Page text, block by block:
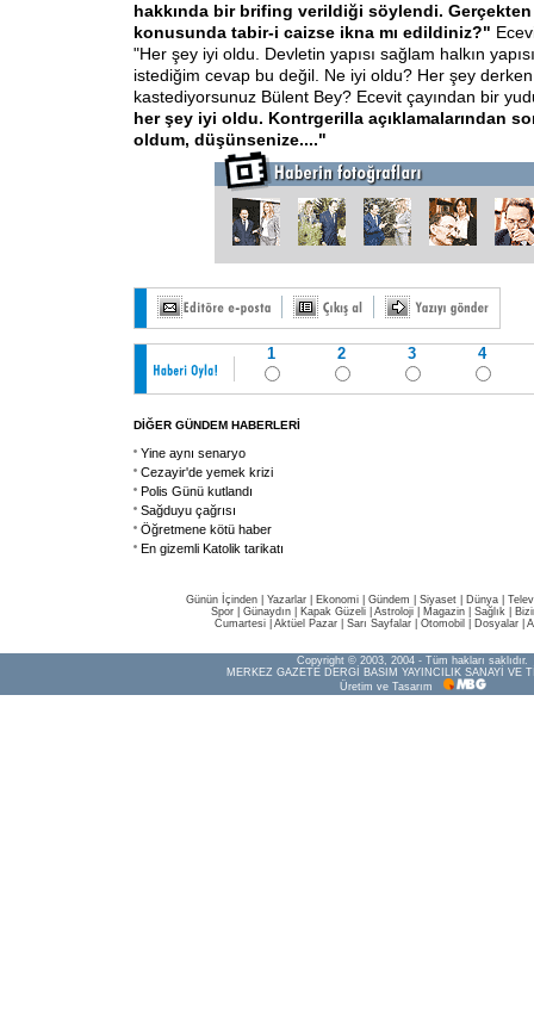
hakkında bir brifing verildiği söylendi.
konusunda tabir-i caizse ikna mı edildiniz?"
"Her şey iyi oldu. Devletin yapısı sağlam halkın
istediğim cevap bu değil. Ne iyi oldu? Her şey
kastediyorsunuz Bülent Bey? Ecevit çayından bir
her şey iyi oldu. Kontrgerilla açıklamalarından
oldum, düşünsenize...."
1 2 3 4
DİĞER GÜNDEM HABERLERİ
Yine aynı senaryo
Cezayir'de yemek krizi
Polis Günü kutlandı
Sağduyu çağrısı
Öğretmene kötü haber
En gizemli Katolik tarikatı
Günün İçinden Yazarlar Ekonomi Gündem Siyaset Dünya |
Spor
Günaydın Kapak Güzeli Astroloji Magazin Sağlık
Cumartesi| Aktüel Pazar| Sarı Sayfalar| Otomobil Dosyalar|
Copyright © 2003, 2004 - Tüm hakları saklıdır.
MERKEZ GAZETE DERGİ BASIM YAYINCILIK SANAYİ VE
Üretim ve Tasarım